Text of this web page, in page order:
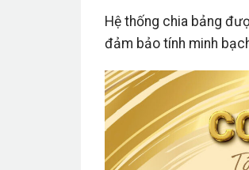
Hệ thống chia bảng
đảm bảo tính minh